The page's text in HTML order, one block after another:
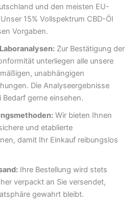
und den meisten EU-
15% Vollspektrum CBD-Öl
Vorgaben.
Zur Bestätigung der
unterliegen alle unsere
unabhängigen
Die Analyseergebnisse
Bedarf gerne einsehen.
Wir bieten Ihnen
und etablierte
damit Ihr Einkauf reibungslos
Ihre Bestellung wird stets
verpackt an Sie versendet,
gewahrt bleibt.